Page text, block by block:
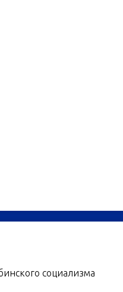
социализма